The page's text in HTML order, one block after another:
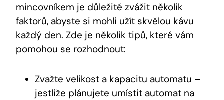
mincovníkem je důležité zvážit několik
faktorů, abyste si mohli užít skvělou kávu
každý den. Zde je několik tipů, které vám
pomohou se rozhodnout:
Zvažte velikost a kapacitu automatu –
jestliže plánujete umístit automat na